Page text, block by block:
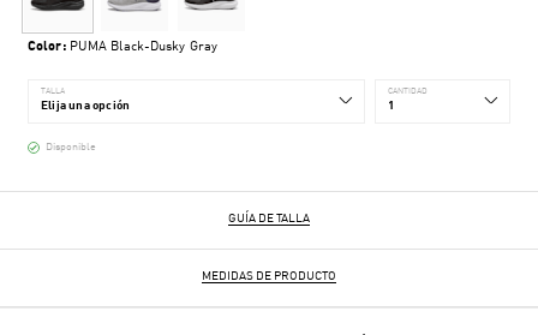
Color: PUMA Black-Dusky Gray
TALLA CANTIDAD
Disponible
GUÍA DE TALLA
MEDIDAS DE PRODUCTO